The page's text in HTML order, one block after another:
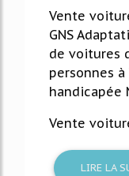
Vente
GNS
de voitures
personnes
handicapée
Vente
LIRE LA